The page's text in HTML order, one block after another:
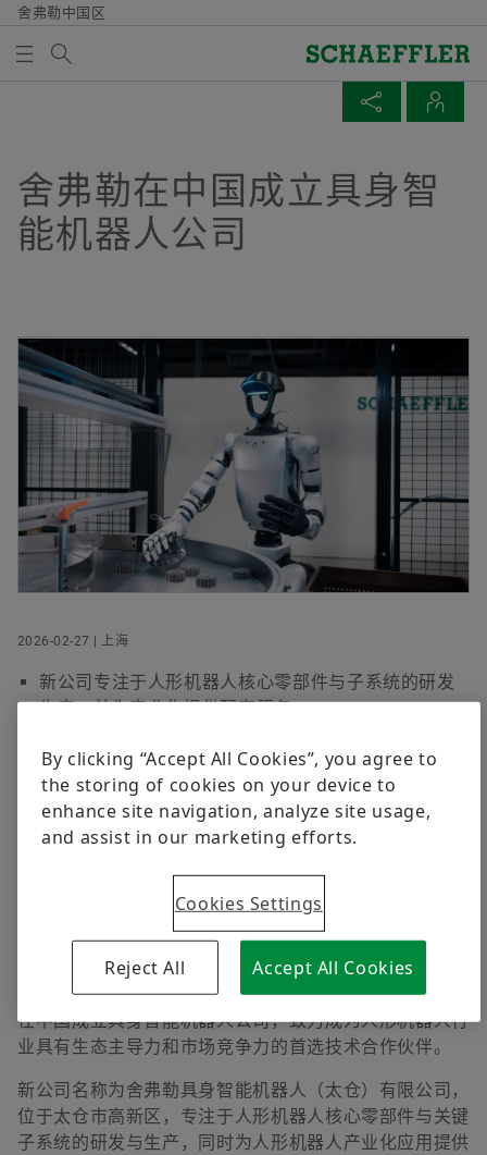
舍弗勒中国区
公司
历史
采购与供应商管理
市场与销售
集团
产品和解决方案
E-Mobility
Vehicle Lifetime Solutions
Bearings & Industrial Solutions
设备解决方案
数字化产品
品牌保护
职业
职位搜索
招聘活动
共同成长
联系与服务
企业新闻 & 媒体
新闻发布
汽车产业变革下，舍弗勒的思与行
媒体图书馆
Newsletter
活动
Facebook
XING
李佑美
企业传播与市场部总监
Schaeffler Holding (China) Co., Ltd.
Shanghai
+86 21 3957-6545
youmei.li@schaeffler.com
There are no items in your Media Basket. Use to add
new elements button:
Collect media
You can collect several media for one order
in the shopping basket. The maximum order
quantity for each medium is: 20 pieces It is
not allowed to sell material that has been
made available at no charge.
Order now
舍弗勒在中国成立具身智
能机器人公司
2026-02-27 | 上海
新公司专注于人形机器人核心零部件与子系统的研发
生产，并为产业化提供配套服务
心、数采与训练中心、数字孪生平台等的创新基地
舍弗勒致力于发挥机电一体化核心优势，与合作伙伴
共建机器人产业生态，助力具身智能与先进制造融合
上海 | 2026年2月27日 | 作为具身智能的核心载体，人形
机器人已成为全球科技焦点，在工业生产、民生服务等领
域拥有广阔的应用场景。面对这一市场发展趋势，舍弗勒
在中国成立具身智能机器人公司，致力成为人形机器人行
业具有生态主导力和市场竞争力的首选技术合作伙伴。
新公司名称为舍弗勒具身智能机器人（太仓）有限公司，
位于太仓市高新区，专注于人形机器人核心零部件与关键
子系统的研发与生产，同时为人形机器人产业化应用提供
By clicking “Accept All Cookies”, you agree to
the storing of cookies on your device to
enhance site navigation, analyze site usage,
and assist in our marketing efforts.
Cookies Settings
Reject All Accept All Cookies